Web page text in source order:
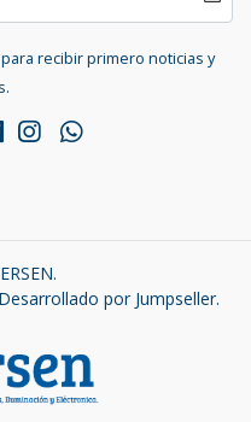
recibir primero noticias y
Desarrollado por Jumpseller.